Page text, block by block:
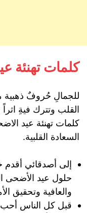
كلمات تهنئة
للجمالِ حُروفٌ ذهبية
القلب وتترك فيةِ
كلمات تهنئة عيد
السعادة القلبية.
إلى أصدقائي أقدم
حلول عيد الأضحى
والعافية وتحقيق
قبل كل الناس